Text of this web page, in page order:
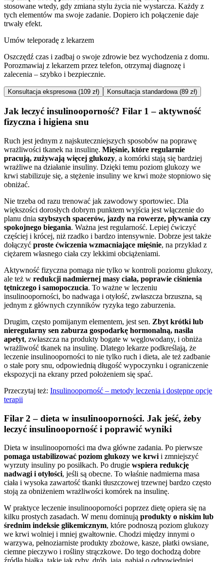
stosowane wtedy, gdy zmiana stylu życia nie wystarcza. Każdy z
tych elementów ma swoje zadanie. Dopiero ich połączenie daje
trwały efekt.
Umów teleporadę z lekarzem
Oszczędź czas i zadbaj o swoje zdrowie bez wychodzenia z domu.
Porozmawiaj z lekarzem przez telefon, otrzymaj diagnozę i
zalecenia – szybko i bezpiecznie.
Konsultacja ekspresowa (109 zł) Konsultacja standardowa (89 zł)
Jak leczyć insulinooporność? Filar 1 – aktywność
fizyczna i higiena snu
Ruch jest jednym z najskuteczniejszych sposobów na poprawę
wrażliwości tkanek na insulinę. Mięśnie, które regularnie
pracują, zużywają więcej glukozy, a komórki stają się bardziej
wrażliwe na działanie insuliny. Dzięki temu poziom glukozy we
krwi stabilizuje się, a stężenie insuliny we krwi może stopniowo się
obniżać.
Nie trzeba od razu trenować jak zawodowy sportowiec. Dla
większości dorosłych dobrym punktem wyjścia jest włączenie do
planu dnia szybszych spacerów, jazdy na rowerze, pływania czy
spokojnego biegania. Ważna jest regularność. Lepiej ćwiczyć
częściej i krócej, niż rzadko i bardzo intensywnie. Dobrze jest także
dołączyć proste ćwiczenia wzmacniające mięśnie, na przykład z
ciężarem własnego ciała czy lekkimi obciążeniami.
Aktywność fizyczna pomaga nie tylko w kontroli poziomu glukozy,
ale też w redukcji nadmiernej masy ciała, poprawie ciśnienia
tętniczego i samopoczucia. To ważne w leczeniu
insulinooporności, bo nadwaga i otyłość, zwłaszcza brzuszna, są
jednym z głównych czynników ryzyka tego zaburzenia.
Drugim, często pomijanym elementem, jest sen. Zbyt krótki lub
nieregularny sen zaburza gospodarkę hormonalną, nasila
apetyt, zwłaszcza na produkty bogate w węglowodany, i obniża
wrażliwość tkanek na insulinę. Dlatego lekarze podkreślają, że
leczenie insulinooporności to nie tylko ruch i dieta, ale też zadbanie
o stałe pory snu, odpowiednią długość wypoczynku i ograniczenie
ekspozycji na ekrany przed położeniem się spać.
Przeczytaj też: Insulinooporność – metody leczenia i dostępne opcje
terapii
Filar 2 – dieta w insulinooporności. Jak jeść, żeby
leczyć insulinooporność i poprawić wyniki
Dieta w insulinooporności ma dwa główne zadania. Po pierwsze
pomaga ustabilizować poziom glukozy we krwi i zmniejszyć
wyrzuty insuliny po posiłkach. Po drugie wspiera redukcję
nadwagi i otyłości, jeśli są obecne. To właśnie nadmierna masa
ciała i wysoka zawartość tkanki tłuszczowej trzewnej bardzo często
stoją za obniżeniem wrażliwości komórek na insulinę.
W praktyce leczenie insulinooporności poprzez dietę opiera się na
kilku prostych zasadach. W menu dominują produkty o niskim lub
średnim indeksie glikemicznym, które podnoszą poziom glukozy
we krwi wolniej i mniej gwałtownie. Chodzi między innymi o
warzywa, pełnoziarniste produkty zbożowe, kasze, płatki owsiane,
ciemne pieczywo i rośliny strączkowe. Do tego dochodzą dobre